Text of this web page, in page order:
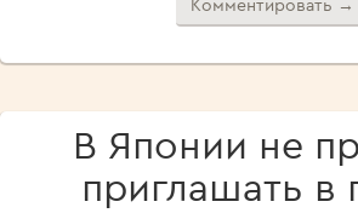
Комментировать →
В Японии не
приглашать в